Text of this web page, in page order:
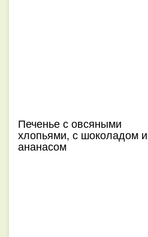
Печенье с овсяными
хлопьями, с шоколадом и
ананасом